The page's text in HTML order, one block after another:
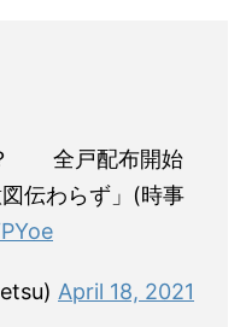
？ 全戸配布開始
伝わらず」(時事
April 18, 2021